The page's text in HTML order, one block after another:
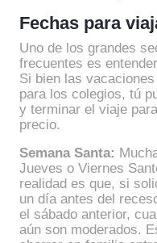
Fechas para
Uno de los grandes
frecuentes es
Si bien las
para los colegios, tú
y terminar el viaje
precio.
Semana Santa:
Jueves o Viernes
realidad es que, si
un día antes del
el sábado anterior,
aún son moderados.